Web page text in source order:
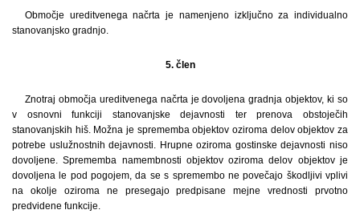
Območje ureditvenega načrta je namenjeno izključno za individualno
stanovanjsko gradnjo.
5. člen
Znotraj območja ureditvenega načrta je dovoljena gradnja objektov, ki so
v osnovni funkciji stanovanjske dejavnosti ter prenova obstoječih
stanovanjskih hiš. Možna je sprememba objektov oziroma delov objektov za
potrebe uslužnostnih dejavnosti. Hrupne oziroma gostinske dejavnosti niso
dovoljene. Sprememba namembnosti objektov oziroma delov objektov je
dovoljena le pod pogojem, da se s spremembo ne povečajo škodljivi vplivi
na okolje oziroma ne presegajo predpisane mejne vrednosti prvotno
predvidene funkcije.